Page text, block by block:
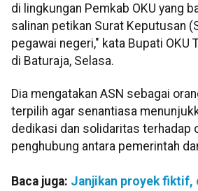
di lingkungan Pemkab OKU yang
salinan petikan Surat Keputusan
pegawai negeri," kata Bupati OKU
di Baturaja, Selasa.
Dia mengatakan ASN sebagai
terpilih agar senantiasa
dedikasi dan solidaritas terhadap
penghubung antara pemerintah
Baca juga: Janjikan proyek fiktif,